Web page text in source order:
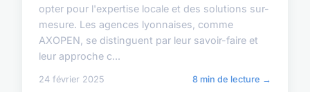
opter pour l'expertise locale et des solutions sur-
mesure. Les agences lyonnaises, comme
AXOPEN, se distinguent par leur savoir-faire et
leur approche c...
24 février 2025 8 min de lecture →